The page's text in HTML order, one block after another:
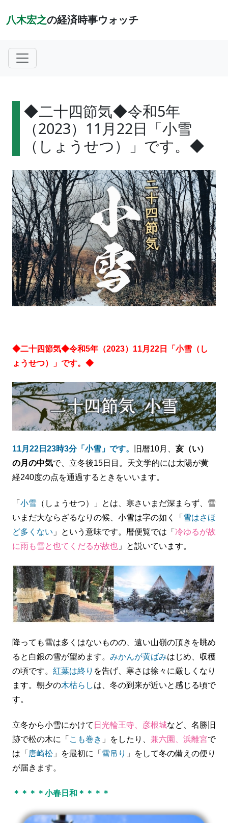
八木宏之の経済時事ウォッチ
◆二十四節気◆令和5年
（2023）11月22日「小雪
（しょうせつ）」です。◆
◆二十四節気◆令和5年（2023）11月22日「小雪（し
ょうせつ）」です。◆
11月22日23時3分「小雪」です。 旧暦10月、 亥（い）
の月の中気で、立冬後15日目。天文学的には太陽が黄
経240度の点を通過するときをいいます。
「 小雪 （しょうせつ）」とは、寒さいまだ深まらず、雪
いまだ大ならざるなりの候、小雪は字の如く「 雪はさほ
ど多くない 」という意味です。暦便覧では「 冷ゆるが故
に雨も雪と也てくだるが故也 」と説いています。
降っても雪は多くはないものの、遠い山嶺の頂きを眺め
ると白銀の雪が望めます。 みかんが黄ばみはじめ、収穫
の頃です。 紅葉は終り を告げ、寒さは徐々に厳しくなり
ます。朝夕の木枯らしは、冬の到来が近いと感じる頃で
す。
立冬から小雪にかけて 日光輪王寺、彦根城など、名勝旧
跡で松の木に「 こも巻き 」をしたり、 兼六園、浜離宮で
は「 唐崎松 」を最初に「 雪吊り 」をして冬の備えの便り
が届きます。
＊＊＊＊小春日和＊＊＊＊